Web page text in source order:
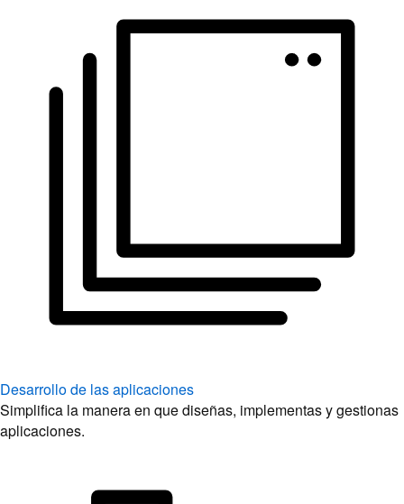
Desarrollo de las aplicaciones
Simplifica la manera en que diseñas, implementas y gestionas
aplicaciones.